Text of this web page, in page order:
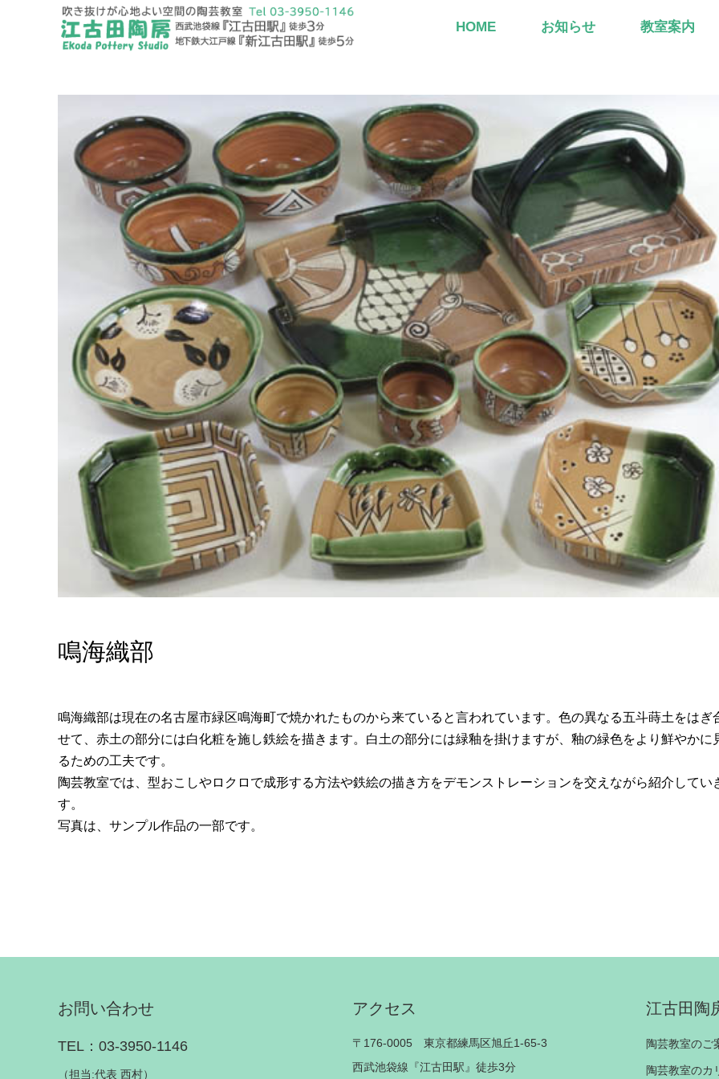
HOME お知らせ 教室案内
鳴海織部
鳴海織部は現在の名古屋市緑区鳴海町で焼かれたものから来ていると言われています。色の異なる五斗蒔土をはぎ
せて、赤土の部分には白化粧を施し鉄絵を描きます。白土の部分には緑釉を掛けますが、釉の緑色をより鮮やかに
るための工夫です。
陶芸教室では、型おこしやロクロで成形する方法や鉄絵の描き方をデモンストレーションを交えながら紹介してい
す。
写真は、サンプル作品の一部です。
お問い合わせ
TEL：03-3950-1146
（担当:代表 西村）
アクセス
〒176-0005 東京都練馬区旭丘1-65-3
西武池袋線『江古田駅』徒歩3分
江古田陶
陶芸教室のご
陶芸教室のカ